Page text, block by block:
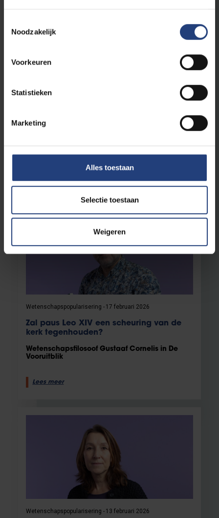
Noodzakelijk
Voorkeuren
Statistieken
Marketing
Alles toestaan
Selectie toestaan
Weigeren
VUB-studenten lanceren nieuwe podcast
‘Campus Klimaat’
Eerste aflevering met voormalig premier en
VUB-alumnus Alexander De Croo
Wetenschapspopularisering 17 februari 2026
Zal paus Leo XIV een scheuring van de
kerk tegenhouden?
Wetenschapsfilosoof Gustaaf Cornelis in De
Vooruitblik
Lees meer
Wetenschapspopularisering 13 februari 2026